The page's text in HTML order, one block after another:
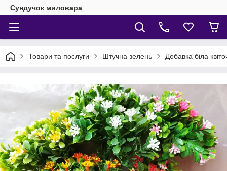
Сундучок миловара
Товари та послуги Штучна зелень Добавка біла